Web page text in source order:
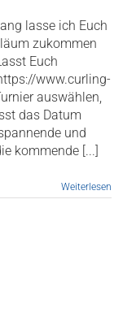
lasse ich Euch
zukommen
Euch
www.curling-
auswählen,
das Datum
und
kommende [...]
Weiterlesen